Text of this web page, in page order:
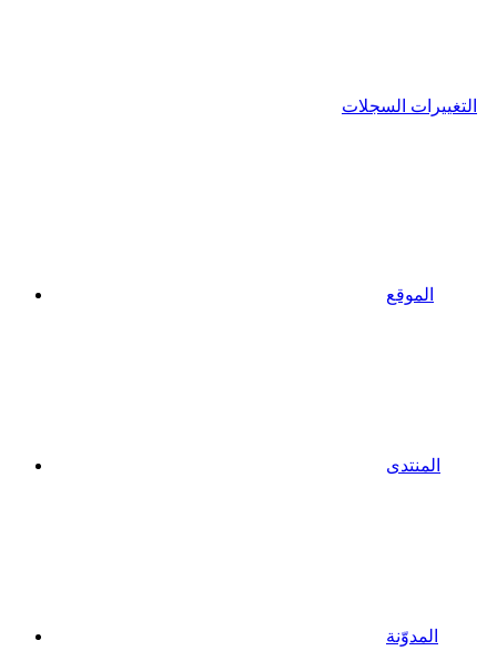
التغييرات السجلات
الموقع
المنتدى
المدوّنة